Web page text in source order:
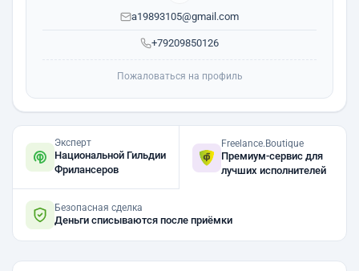
+79209850126
a19893105@gmail.com
Пожаловаться на профиль
Эксперт
Национальной Гильдии
Фрилансеров
Freelance.Boutique
Премиум-сервис для
лучших исполнителей
Безопасная сделка
Деньги списываются после приёмки